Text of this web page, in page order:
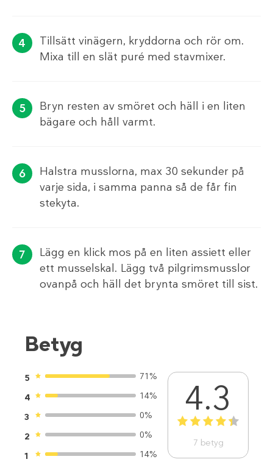
Tillsätt vinägern, kryddorna och rör om.
Mixa till en slät puré med stavmixer.
Bryn resten av smöret och häll i en liten
bägare och håll varmt.
Halstra musslorna, max 30 sekunder på
varje sida, i samma panna så de får fin
stekyta.
Lägg en klick mos på en liten assiett eller
ett musselskal. Lägg två pilgrimsmusslor
ovanpå och häll det brynta smöret till sist.
Betyg
5
71%
4
14%
3
0%
2
0%
1
14%
4.3
1 2 3 4 5
7 betyg